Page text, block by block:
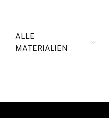
ALLE
MATERIALIEN